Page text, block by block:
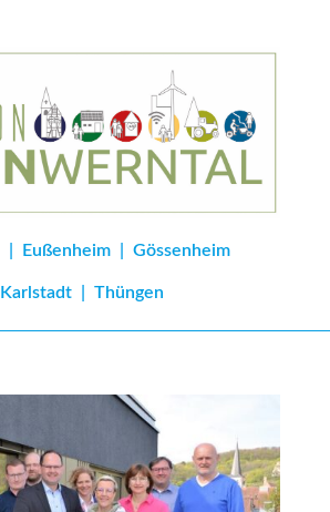
Eußenheim |Gössenheim
Karlstadt| Thüngen